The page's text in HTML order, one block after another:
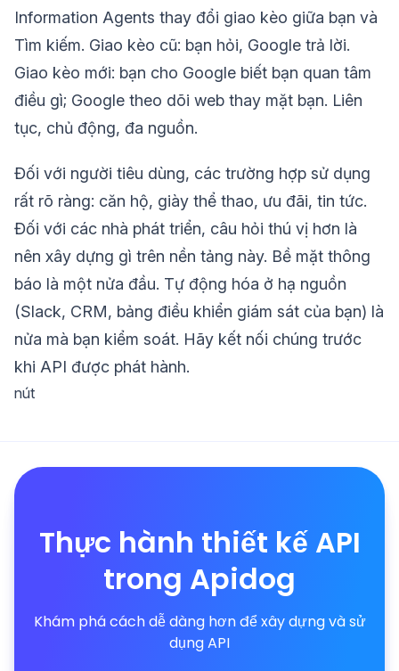
Information Agents thay đổi giao kèo giữa bạn và
Tìm kiếm. Giao kèo cũ: bạn hỏi, Google trả lời.
Giao kèo mới: bạn cho Google biết bạn quan tâm
điều gì; Google theo dõi web thay mặt bạn. Liên
tục, chủ động, đa nguồn.
Đối với người tiêu dùng, các trường hợp sử dụng
rất rõ ràng: căn hộ, giày thể thao, ưu đãi, tin tức.
Đối với các nhà phát triển, câu hỏi thú vị hơn là
nên xây dựng gì trên nền tảng này. Bề mặt thông
báo là một nửa đầu. Tự động hóa ở hạ nguồn
(Slack, CRM, bảng điều khiển giám sát của bạn) là
nửa mà bạn kiểm soát. Hãy kết nối chúng trước
khi API được phát hành.
nút
Thực hành thiết kế API
trong Apidog
Khám phá cách dễ dàng hơn để xây dựng và sử
dụng API